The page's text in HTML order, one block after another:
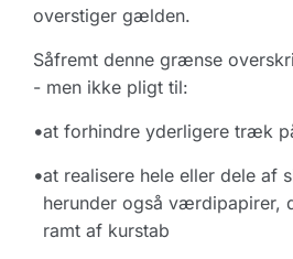
overstiger gælden.
Såfremt denne grænse
- men ikke pligt til:
•at forhindre yderligere træk
•at realisere hele eller dele af
herunder også værdipapirer,
ramt af kurstab